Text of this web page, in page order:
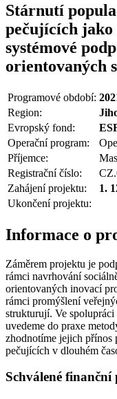
Stárnutí
pečujících jako
systémové
orientovaných
Programové období:
Region:
Evropský fond:
Operační program:
Příjemce:
Registrační číslo:
Zahájení projektu:
1.
Ukončení projektu:
Informace o
Záměrem projektu je
rámci navrhování
orientovaných inovací
rámci promýšlení
strukturují. Ve
uvedeme do praxe
zhodnotíme jejich přínos
pečujících v dlouhém
Schválené